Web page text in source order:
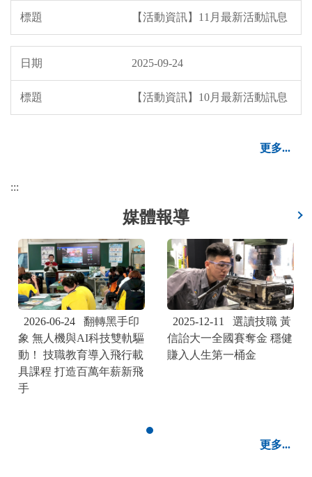
【活動資訊】11月最新活動訊息
2025-09-24
【活動資訊】10月最新活動訊息
更多...
:::
媒體報導
2026-06-24
翻轉黑手印
象 無人機與AI科技雙軌驅
動！ 技職教育導入飛行載
具課程 打造百萬年薪新飛
手
2025-12-11
選讀技職 黃
信詒大一全國賽奪金 穩健
賺入人生第一桶金
更多...